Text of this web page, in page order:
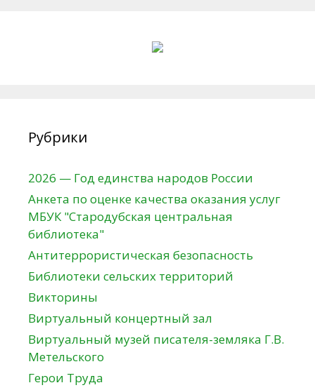
Рубрики
2026 — Год единства народов России
Анкета по оценке качества оказания услуг
МБУК "Стародубская центральная
библиотека"
Антитеррористическая безопасность
Библиотеки сельских территорий
Викторины
Виртуальный концертный зал
Виртуальный музей писателя-земляка Г.В.
Метельского
Герои Труда